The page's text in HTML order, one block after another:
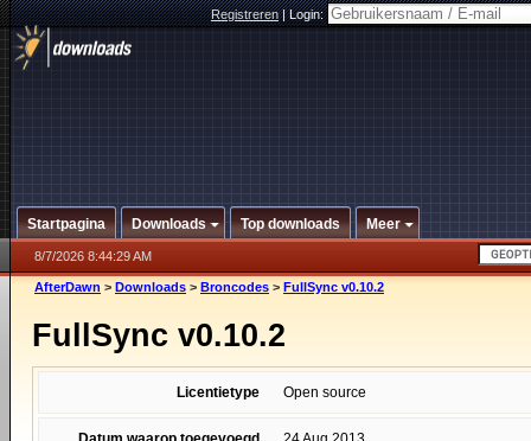
Registreren|Login:
Startpagina Downloads Top downloads Meer
8/7/2026 8:44:29 AM
AfterDawn > Downloads > Broncodes > FullSync v0.10.2
FullSync v0.10.2
Licentietype Open source